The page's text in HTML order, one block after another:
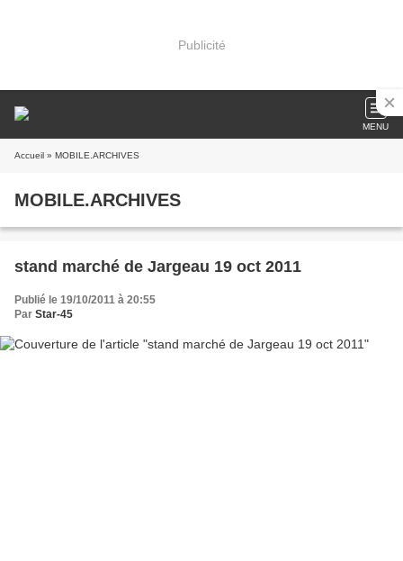
Publicité
MENU
Accueil » MOBILE.ARCHIVES
MOBILE.ARCHIVES
stand marché de Jargeau 19 oct 2011
Publié le 19/10/2011 à 20:55
Par Star-45